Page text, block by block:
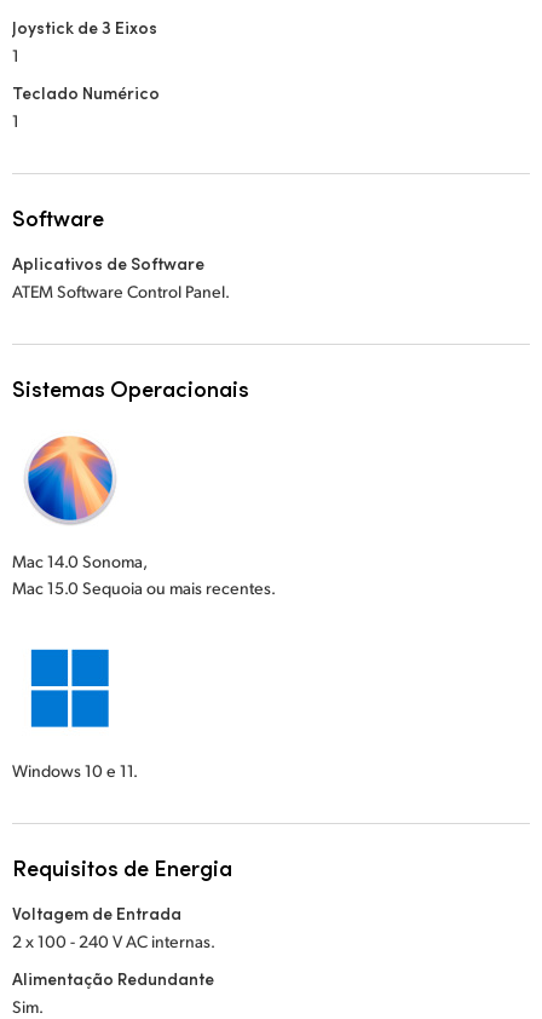
Joystick de 3 Eixos
1
Teclado Numérico
1
Software
Aplicativos de Software
ATEM Software Control Panel.
Sistemas Operacionais
Mac 14.0 Sonoma,
Mac 15.0 Sequoia ou mais recentes.
Windows 10 e 11.
Requisitos de Energia
Voltagem de Entrada
2 x 100 - 240 V AC internas.
Alimentação Redundante
Sim.